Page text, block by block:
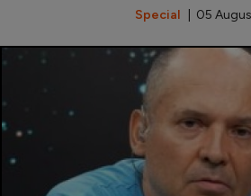
Special | 05